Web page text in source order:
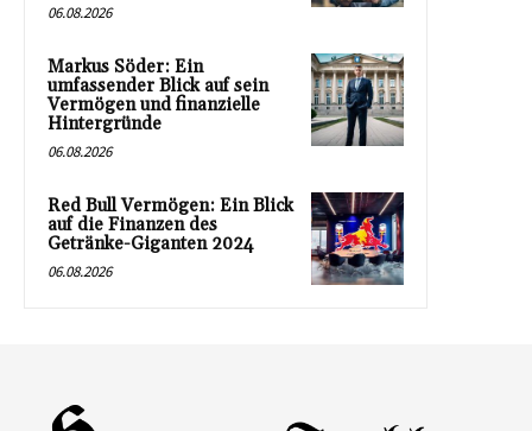
06.08.2026
Markus Söder: Ein
umfassender Blick auf sein
Vermögen und finanzielle
Hintergründe
06.08.2026
Red Bull Vermögen: Ein Blick
auf die Finanzen des
Getränke-Giganten 2024
06.08.2026